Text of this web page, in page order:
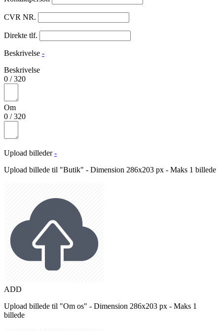
CVR NR.
Direkte tlf.
Beskrivelse -
Beskrivelse
0 /320
Om
0 /320
Upload billeder -
Upload billede til "Butik" - Dimension 286x203 px - Maks 1 billede
ADD
Upload billede til "Om os" - Dimension 286x203 px - Maks 1
billede